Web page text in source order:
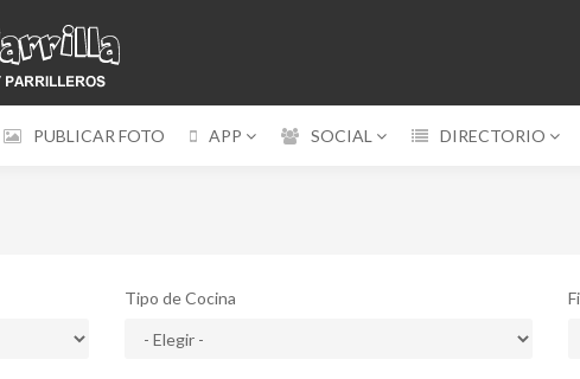
PUBLICAR FOTO APP SOCIAL DIRECTORIO
Tipo de Cocina